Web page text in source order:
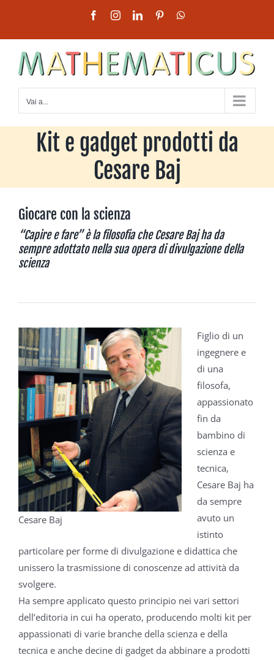
contenuto
FacebookInstagramLinkedInPinterest
Vai a...
Kit e gadget prodotti da
Cesare Baj
Giocare con la scienza
“Capire e fare” è la filosofia che Cesare Baj ha da
sempre adottatonella sua opera di divulgazione della
scienza
Cesare Baj
Figlio di un
ingegnere e
di una
filosofa,
appassionato
fin da
bambino di
scienza e
tecnica,
Cesare Baj ha
da sempre
avuto un
istinto
particolare per forme di divulgazione e didattica che
unissero la trasmissione di conoscenze ad attività da
svolgere.
Ha sempre applicato questo principio nei vari settori
dell’editoria in cui ha operato, producendo molti kit per
appassionati di varie branche della scienza e della
tecnica e anche decine di gadget da abbinare a prodotti